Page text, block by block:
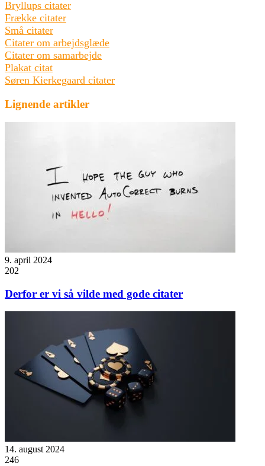
Bryllups citater
Frække citater
Små citater
Citater om arbejdsglæde
Citater om samarbejde
Plakat citat
Søren Kierkegaard citater
Lignende artikler
9. april 2024
202
Derfor er vi så vilde med gode citater
14. august 2024
246